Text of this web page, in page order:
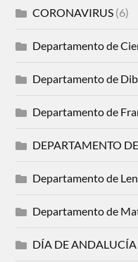
CORONAVIRUS (6)
Departamento de
Departamento de
Departamento de
DEPARTAMENTO
Departamento de
Departamento de
DÍA DE ANDALUCÍA